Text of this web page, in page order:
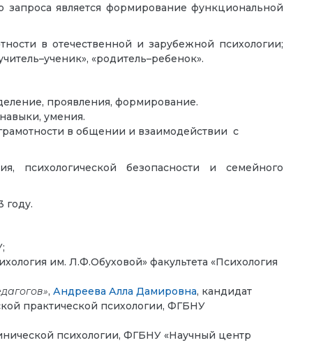
является формирование функциональной
в отечественной и зарубежной психологии;
«родитель–ребенок».
проявления, формирование.
умения.
в общении и взаимодействии с
психологической безопасности и семейного
году.
им. Л.Ф.Обуховой» факультета «Психология
, Андреева Алла Дамировна, кандидат
практической психологии, ФГБНУ
психологии, ФГБНУ «Научный центр